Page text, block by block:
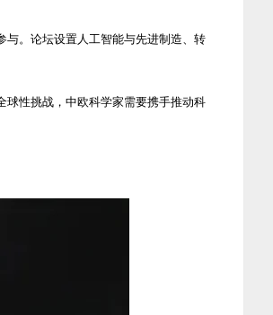
与。论坛设置人工智能与先进制造、转
球性挑战，中欧科学家需要携手推动科